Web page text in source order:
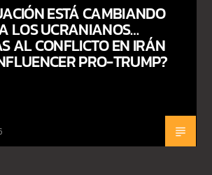
ESTÁ CAMBIANDO
LOS UCRANIANOS…
AL CONFLICTO EN IRÁN
PRO-TRUMP?